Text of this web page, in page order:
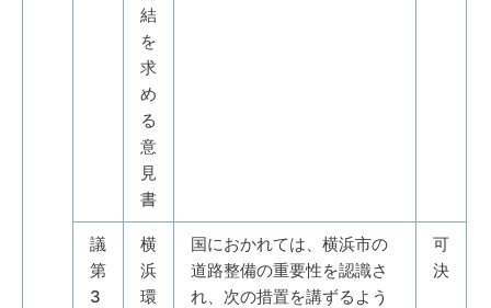
結
を
求
め
る
意
見
書
議
第
3
横
浜
環
国におかれては、横浜市の
道路整備の重要性を認識さ
れ、次の措置を講ずるよう
可
決